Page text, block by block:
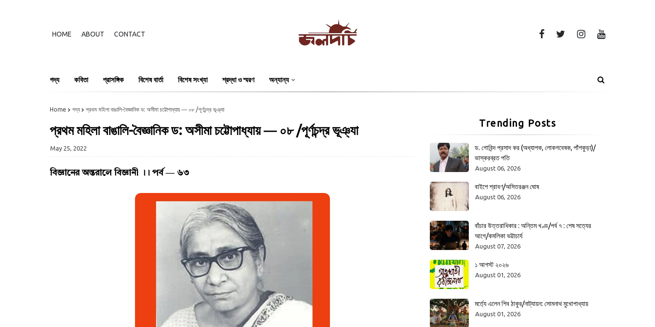
HOME ABOUT CONTACT
গদ্য কবিতা প্রাসঙ্গিক বিশেষ বার্তা বিশেষ সংখ্যা শ্রদ্ধা ও স্মরণ অন্যান্য
Home গদ্য প্রথম মহিলা বাঙালি-বৈজ্ঞানিক ড: অসীমা চট্টোপাধ্যায় ― ০৮ /পূর্ণচন্দ্র ভূঞ্যা
প্রথম মহিলা বাঙালি-বৈজ্ঞানিক ড: অসীমা চট্টোপাধ্যায় ― ০৮ /পূর্ণচন্দ্র ভূঞ্যা
May 25, 2022
বিজ্ঞানের অন্তরালে বিজ্ঞানী ।। পর্ব ― ৬৩
Trending Posts
ড. গোবিন্দ প্রসাদ কর (অধ্যাপক, লোকগবেষক, পাঁশকুড়া)/
ভাস্করব্রত পতি
August 06, 2026
বাইশে শ্রাবণ/অসিতরঞ্জন ঘোষ
August 06, 2026
বাঁচার উত্তরাধিকার : অন্তিম খণ্ড/পর্ব ৭ : শেষ সত্যের
আগে/কমলিকা ভট্টাচার্য
August 07, 2026
১ আগস্ট ২০২৬
August 01, 2026
মর্ত্যে এলেন শিব ঠাকুর/নাট্যায়ন: সোমনাথ মুখোপাধ্যায়
August 01, 2026